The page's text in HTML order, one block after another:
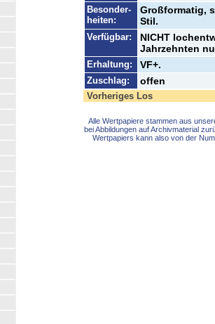
Besonder-
heiten:
Großformatig,
Stil.
Verfügbar:
NICHT
Jahrzehnten
Erhaltung: VF+.
Zuschlag: offen
Vorheriges Los
Alle Wertpapiere stammen aus
bei Abbildungen auf Archivmaterial
Wertpapiers kann also von der